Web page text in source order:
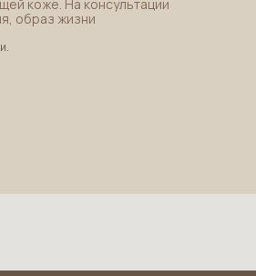
коже. На консультации
образ жизни